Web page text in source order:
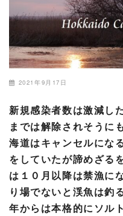
2021年9月17日
新規感染者数は激減し
までは解除されそうに
海道はキャンセルにな
をしていたが諦めざる
は１０月以降は禁漁に
り場でないと渓魚は釣
年からは本格的にソル